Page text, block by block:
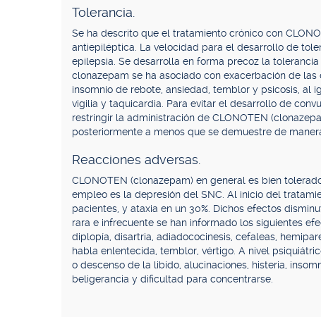
Tolerancia.
Se ha descrito que el tratamiento crónico con
antiepiléptica. La velocidad para el desarrollo de
epilepsia. Se desarrolla en forma precoz la
clonazepam se ha asociado con exacerbación de
insomnio de rebote, ansiedad, temblor y psicosis, al
vigilia y taquicardia. Para evitar el desarrollo de
restringir la administración de CLONOTEN
posteriormente a menos que se demuestre de
Reacciones adversas.
CLONOTEN (clonazepam) en general es bien
empleo es la depresión del SNC. Al inicio del
pacientes, y ataxia en un 30%. Dichos efectos
rara e infrecuente se han informado los siguientes
diplopía, disartria, adiadococinesis, cefaleas,
habla enlentecida, temblor, vértigo. A nivel
o descenso de la libido, alucinaciones, histeria,
beligerancia y dificultad para concentrarse.